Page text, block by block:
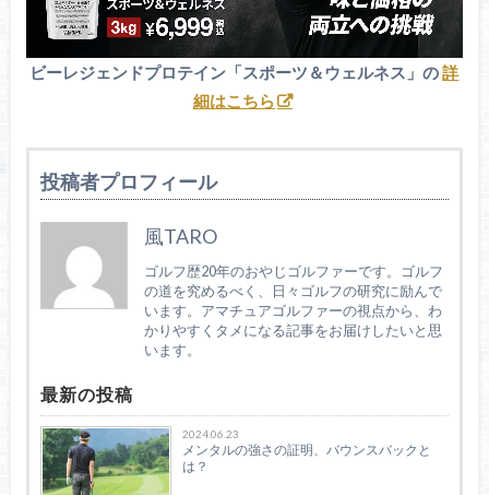
ビーレジェンドプロテイン「スポーツ＆ウェルネス」の詳
細はこちら
投稿者プロフィール
風TARO
ゴルフ歴20年のおやじゴルファーです。ゴルフ
の道を究めるべく、日々ゴルフの研究に励んで
います。アマチュアゴルファーの視点から、わ
かりやすくタメになる記事をお届けしたいと思
います。
最新の投稿
2024.06.23
メンタルの強さの証明、バウンスバックと
は？